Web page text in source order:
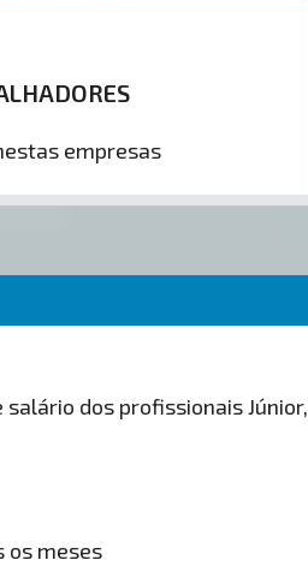
empresas
dos profissionais Júnior,
os meses